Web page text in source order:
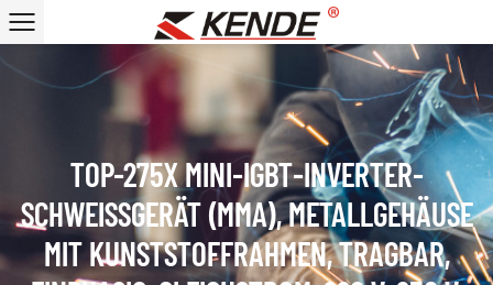
TOP-275X MINI-IGBT-INVERTER-
SCHWEISSGERÄT (MMA), METALLGEHÄUSE M
IT KUNSTSTOFFRAHMEN, TRAGBAR, E